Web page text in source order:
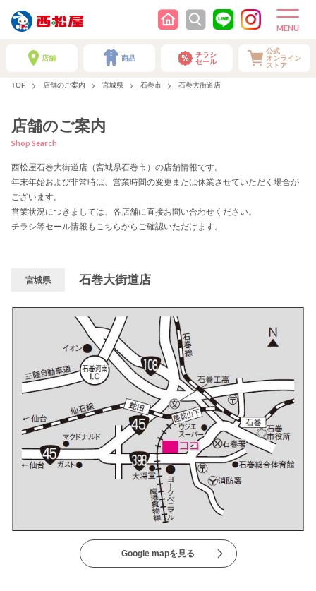
店舗 商品
チラシ
セール
公式
オンライン
ストア
TOP 店舗のご案内 宮城県 石巻市 石巻大街道店
店舗のご案内
Shop Search
西松屋石巻大街道店（宮城県石巻市）の店舗情報です。
年末年始および非常時は、営業時間の変更または休業させていただく場合が
ございます。
営業状況につきましては、各店舗に直接お問い合わせください。
チラシ等セール情報もこちらからご確認いただけます。
宮城県 石巻大街道店
Google mapを見る